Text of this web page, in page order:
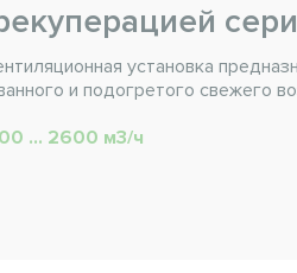
установка
и подогретого свежего
... 2600 м3/ч